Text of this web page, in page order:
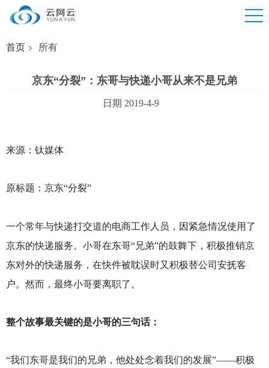
首页 所有
京东“分裂”：东哥与快递小哥从来不是兄弟
日期 2019-4-9
来源：钛媒体
原标题：京东“分裂”
一个常年与快递打交道的电商工作人员，因紧急情况使用了
京东的快递服务。小哥在东哥“兄弟”的鼓舞下，积极推销京
东对外的快递服务，在快件被耽误时又积极替公司安抚客
户。然而，最终小哥要离职了。
整个故事最关键的是小哥的三句话：
“我们东哥是我们的兄弟，他处处念着我们的发展”——积极